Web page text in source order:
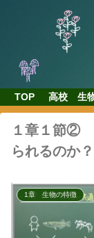
TOP 高校 生
１章１節②
られるのか？
1章 生物の特徴